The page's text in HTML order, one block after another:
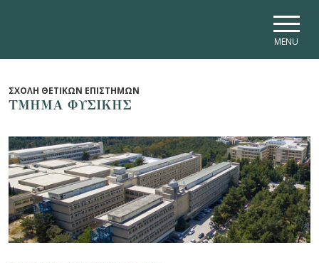
MENU
ΣΧΟΛΗ ΘΕΤΙΚΩΝ ΕΠΙΣΤΗΜΩΝ
ΤΜΗΜΑ ΦΥΣΙΚΗΣ